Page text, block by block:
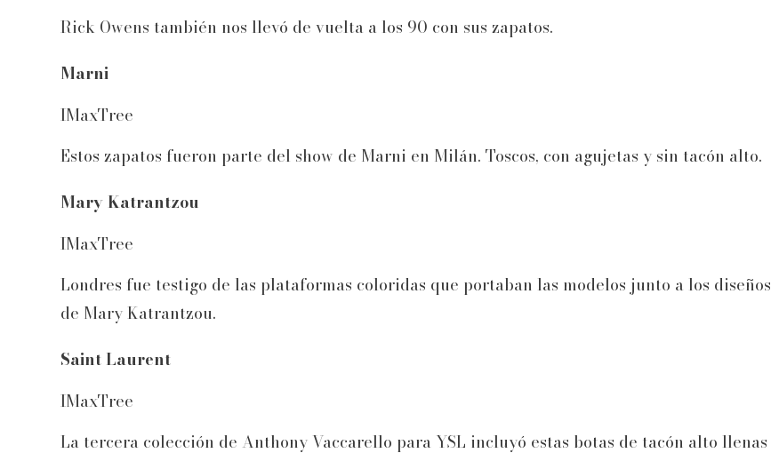
Rick Owens también nos llevó de vuelta a los 90 con sus zapatos.
Marni
IMaxTree
Estos zapatos fueron parte del show de Marni en Milán. Toscos, con agujetas y sin tacón alto.
Mary Katrantzou
IMaxTree
Londres fue testigo de las plataformas coloridas que portaban las modelos junto a los diseños
de Mary Katrantzou.
Saint Laurent
IMaxTree
La tercera colección de Anthony Vaccarello para YSL incluyó estas botas de tacón alto llenas